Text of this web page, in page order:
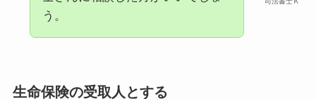
う。
生命保険の受取人とする